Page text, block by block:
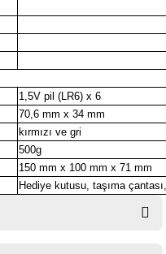
1,5V pil (LR6) x 6
70,6 mm x 34 mm
kırmızı ve gri
500g
150 mm x 100 mm x 71 mm
Hediye kutusu, taşıma